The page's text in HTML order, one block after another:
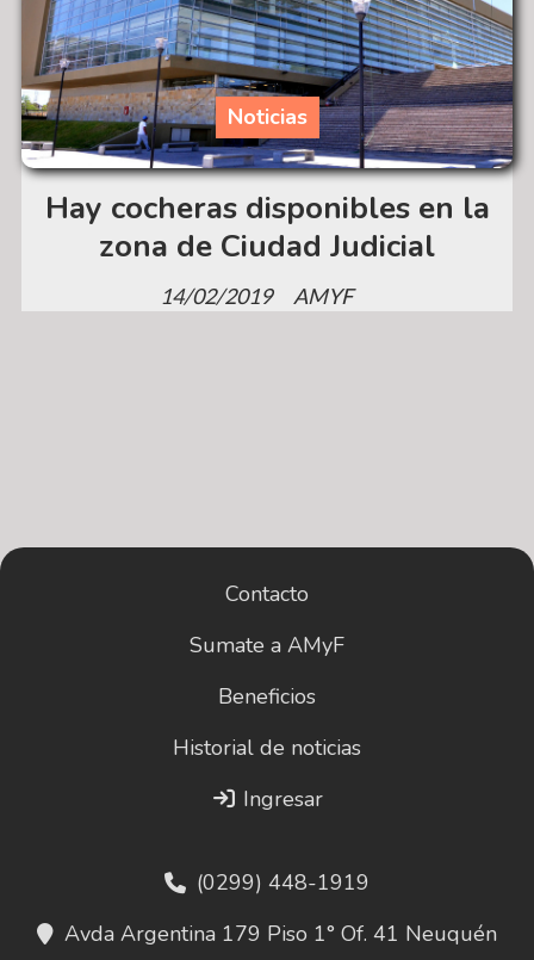
Hay cocheras disponibles en la
zona de Ciudad Judicial
AMYF
Noticias
14/02/2019
Contacto
Sumate a AMyF
Beneficios
Historial de noticias
Ingresar
(0299) 448-1919
Avda Argentina 179 Piso 1° Of. 41 Neuquén